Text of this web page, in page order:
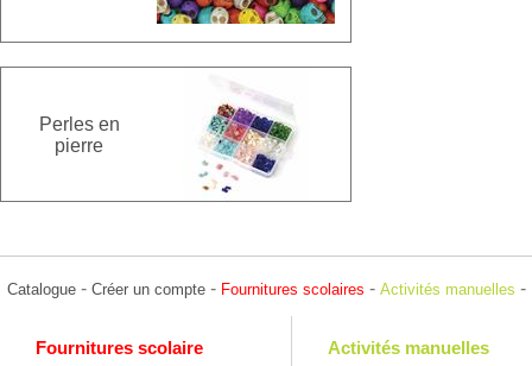
Perles en
pierre
Catalogue - Créer un compte - Fournitures scolaires - Activités manuelles -
Fournitures scolaire Activités manuelles